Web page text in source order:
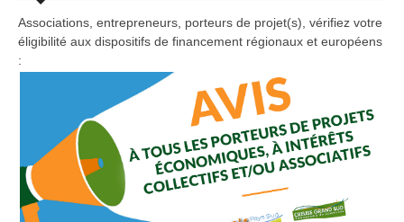
Associations, entrepreneurs, porteurs de projet(s), vérifiez votre
éligibilité aux dispositifs de financement régionaux et européens
: